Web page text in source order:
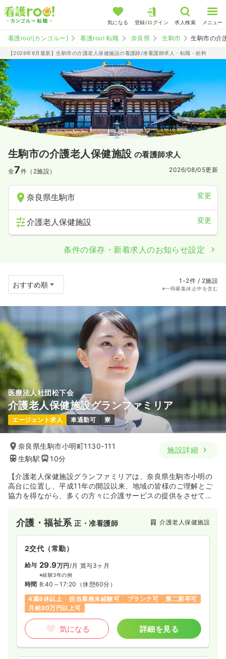
気になる 登録/ログイン 求人検索 メニュー
看護roo![カンゴルー] 看護roo! 転職 奈良県 生駒市 生駒市の介
【2026年8月最新】生駒市の介護老人保健施設の看護師/准看護師求人・転職・給料
生駒市の介護老人保健施設 の看護師求人
全7件（2施設） 2026/08/05更新
奈良県生駒市 変更
介護老人保健施設 変更
条件の保存・新着求人のお知らせ設定
1-2件 / 2施設
※一時募集休止中を含む
医療法人社団松下会
介護老人保健施設グランファミリア
エージェント求人 車通勤可 寮
奈良県生駒市小明町1130-111
生駒駅
10分
施設詳細
【介護老人保健施設グランファミリアは、奈良県生駒市小明の
高台に位置し、平成11年の開設以来、地域の皆様のご理解とご
協力を得ながら、多くの方々に介護サービスの提供をさせてい
介護・福祉系正・准看護師 介護老人保健施設
2交代（常勤）
給与 29.9万円 /月 賞与3ヶ月
※経験3年の例
時間 8:40～17:20 （休憩60分）
4週8休以上
担当業務未経験可 ブランク可
第二新卒可
月給30万円以上可
気になる 詳細を見る